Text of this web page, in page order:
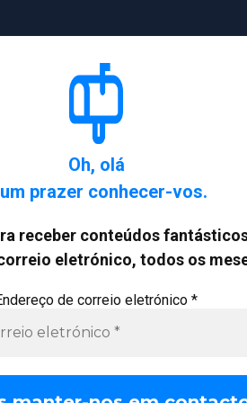
Oh, olá
um prazer conhecer-vos.
receber conteúdos
eletrónico, todos os
de correio eletrónico *